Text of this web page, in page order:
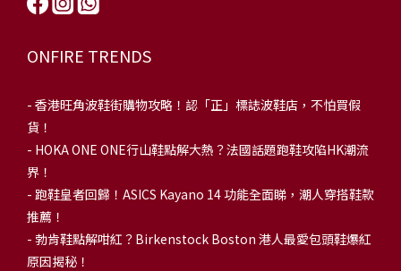
ONFIRE TRENDS
- 香港旺角波鞋街購物攻略！認「正」標誌波鞋店，不怕買假
貨！
- HOKA ONE ONE行山鞋點解大熱？法國話題跑鞋攻陷HK潮流
界！
- 跑鞋皇者回歸！ASICS Kayano 14 功能全面睇，潮人穿搭鞋款
推薦！
- 勃肯鞋點解咁紅？Birkenstock Boston 港人最愛包頭鞋爆紅
原因揭秘！